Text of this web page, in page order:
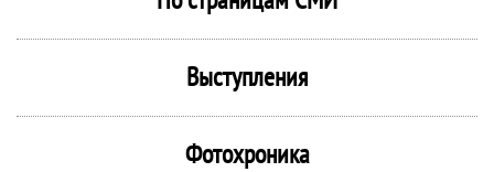
Выступления
Фотохроника